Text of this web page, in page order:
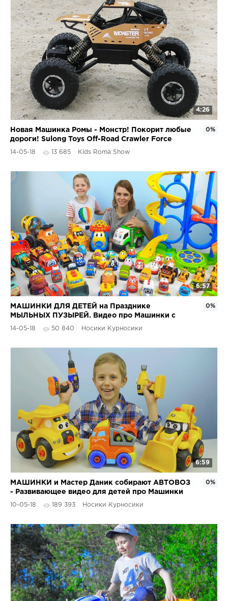
4:26
Новая Машинка Ромы - Монстр! Покорит любые
дороги! Sulong Toys Off-Road Crawler Force
14-05-18 13 685 Kids Roma Show
0%
6:57
МАШИНКИ ДЛЯ ДЕТЕЙ на Празднике
МЫЛЬНЫХ ПУЗЫРЕЙ. Видео про Машинки с
Даником и мамой
14-05-18 50 840 Носики Курносики
0%
6:59
МАШИНКИ и Мастер Даник собирают АВТОВОЗ
- Развивающее видео для детей про Машинки
10-05-18 189 393 Носики Курносики
0%